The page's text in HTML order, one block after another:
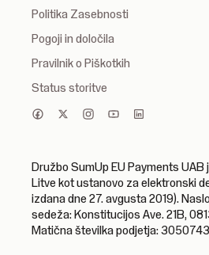
Politika Zasebnosti
Pogoji in določila
Pravilnik o Piškotkih
Status storitve
Družbo SumUp EU Payments
Litve kot ustanovo za elektronski
izdana dne 27. avgusta 2019).
sedeža: Konstitucijos Ave. 21B,
Matična številka podjetja: